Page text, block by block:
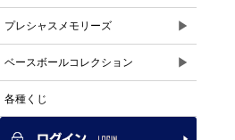
プレシャスメモリーズ ▶
ベースボールコレクション ▶
各種くじ